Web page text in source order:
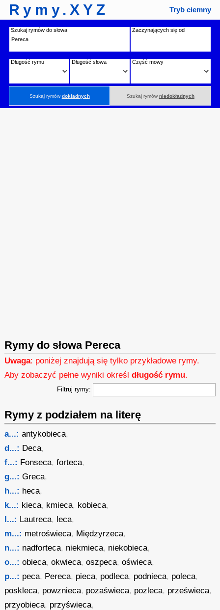
Rymy.XYZ Tryb ciemny
Szukaj rymów do słowa Zaczynających się od
Długość rymu Długość słowa Część mowy
Szukaj rymówdokładnych Szukaj rymów niedokładnych
Rymy do słowa Pereca
Uwaga: poniżej znajdują się tylko przykładowe rymy.
Aby zobaczyć pełne wyniki określdługość rymu.
Filtruj rymy:
Rymy z podziałem na literę
a...: antykobieca,
d...: Deca,
f...: Fonseca,forteca,
g...: Greca,
h...: heca,
k...: kieca, kmieca, kobieca,
l...: Lautreca, leca,
m...: metroświeca, Międzyrzeca,
n...: nadforteca, niekmieca, niekobieca,
o...: obieca,okwieca,oszpeca,oświeca,
p...: peca, Pereca, pieca, podleca, podnieca, poleca,
poskleca, powznieca, pozaświeca, pozleca, prześwieca,
przyobieca, przyświeca,